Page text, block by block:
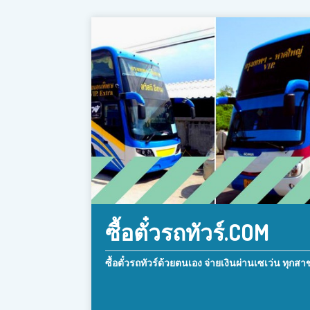
ซื้อตั๋วรถทัวร์.COM
ซื้อตั๋วรถทัวร์ด้วยตนเอง จ่ายเงินผ่านเซเว่น ทุกสา